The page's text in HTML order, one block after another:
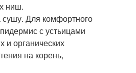
ниш.
Для комфортного
с устьицами
органических
на корень,